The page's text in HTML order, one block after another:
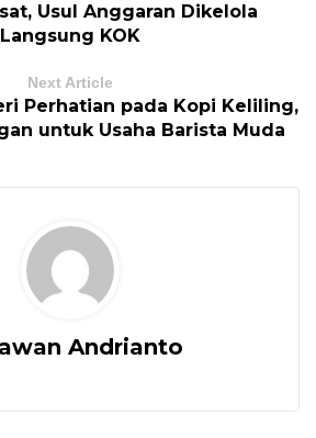
Usul Anggaran Dikelola
Langsung KOK
Next Article
Perhatian pada Kopi Keliling,
untuk Usaha Barista Muda
Andrianto